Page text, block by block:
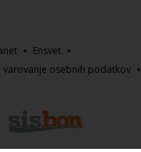
Ensvet
varovanje osebnih podatkov